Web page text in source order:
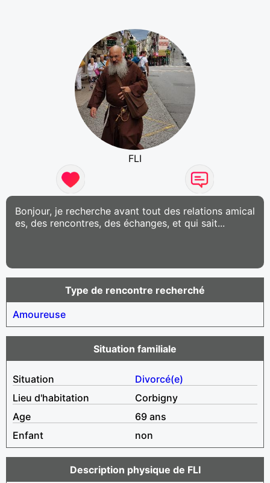
FLI
Bonjour, je recherche avant tout des relations amical
es, des rencontres, des échanges, et qui sait...
Type de rencontre recherché
Amoureuse
Situation familiale
Situation
Divorcé(e)
Lieu d'habitation
Corbigny
Age
69 ans
Enfant
non
Description physique de FLI